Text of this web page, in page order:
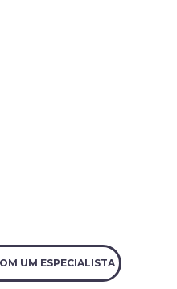
UM ESPECIALISTA